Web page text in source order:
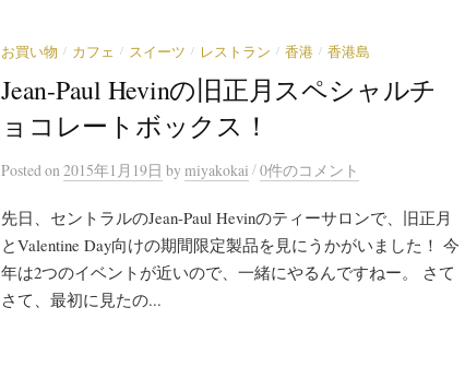
お買い物 / カフェ / スイーツ / レストラン / 香港 / 香港島
Jean-Paul Hevinの旧正月スペシャルチ
ョコレートボックス！
Postedon 2015年1月19日 by miyakokai /0件のコメント
先日、セントラルのJean-Paul Hevinのティーサロンで、旧正月
とValentine Day向けの期間限定製品を見にうかがいました！ 今
年は2つのイベントが近いので、一緒にやるんですねー。 さて
さて、最初に見たの...